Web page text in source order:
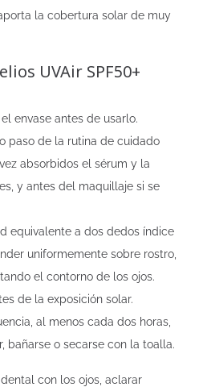
la cobertura solar de muy
UVAir SPF50+
envase antes de usarlo.
paso de la rutina de cuidado
absorbidos el sérum y la
y antes del maquillaje si se
equivalente a dos dedos índice
uniformemente sobre rostro,
el contorno de los ojos.
de la exposición solar.
al menos cada dos horas,
bañarse o secarse con la toalla.
con los ojos, aclarar